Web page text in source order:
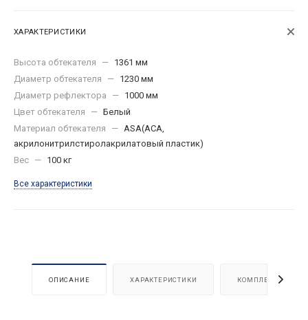
ХАРАКТЕРИСТИКИ
Высота обтекателя — 1361 мм
Диаметр обтекателя
— 1230 мм
Диаметр рефлектора
— 1000 мм
Цвет обтекателя
— Белый
Материал обтекателя
— ASA(АСА,
акрилонитрилстиролакрилатовый пластик)
Вес — 100 кг
Все характеристики
ОПИСАНИЕ ХАРАКТЕРИСТИКИ КОМПЛЕКТАЦИЯ